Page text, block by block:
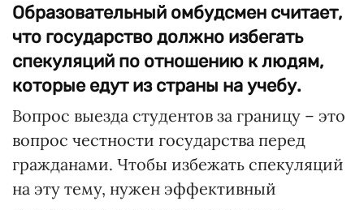
Образовательный омбудсмен считает,
что государство должно избегать
спекуляций по отношению к людям,
которые едут из страны на учебу.
Вопрос выезда студентов за границу – это
вопрос честности государства перед
гражданами. Чтобы избежать спекуляций
на эту тему, нужен эффективный